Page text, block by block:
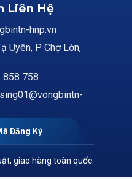
Liên Hệ
hnp.vn
Uyên, P Chợ Lớn,
858 758
Đăng Ký
giao hàng toàn quốc.